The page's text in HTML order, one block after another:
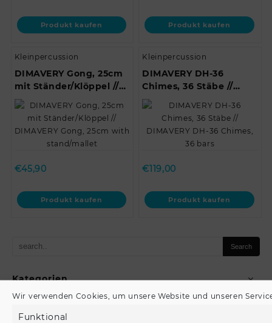
Wir verwenden Cookies, um unsere Website und unseren
Funktional
Kategorien
Produkt kaufen Produkt kaufen
Kleinpercussion
DIMAVERY Gong, 25cm
mit Ständer/Klöppel //
DIMAVERY Gong, 25cm
with stand/mallet
€45,90
Produkt kaufen
Kleinpercussion
DIMAVERY DH-36
Chimes, 36 Stäbe //
DIMAVERY DH-36
Chimes, 36 bars
€119,00
Produkt kaufen